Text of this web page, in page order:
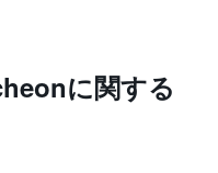
に関する